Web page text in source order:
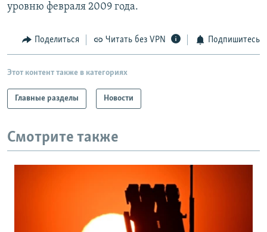
уровню февраля 2009 года.
Поделиться Читать без VPN Подпишитесь
Этот контент также в категориях
Главные разделы Новости
Смотрите также